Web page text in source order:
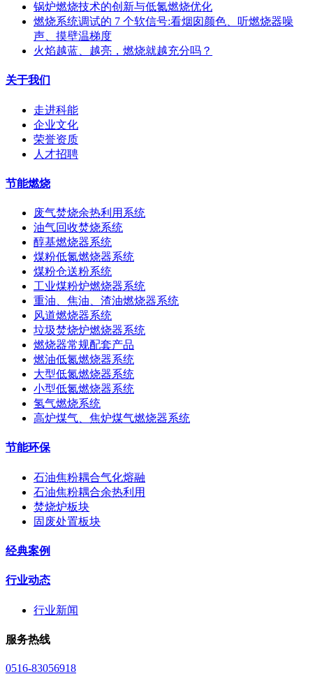
锅炉燃烧技术的创新与低氮燃烧优化
燃烧系统调试的 7 个软信号:看烟囱颜色、听燃烧器噪
声、摸壁温梯度
火焰越蓝、越亮，燃烧就越充分吗？
关于我们
走进科能
企业文化
荣誉资质
人才招聘
节能燃烧
废气焚烧余热利用系统
油气回收焚烧系统
醇基燃烧器系统
煤粉低氮燃烧器系统
煤粉仓送粉系统
工业煤粉炉燃烧器系统
重油、焦油、渣油燃烧器系统
风道燃烧器系统
垃圾焚烧炉燃烧器系统
燃烧器常规配套产品
燃油低氮燃烧器系统
大型低氮燃烧器系统
小型低氮燃烧器系统
氢气燃烧系统
高炉煤气、焦炉煤气燃烧器系统
节能环保
石油焦粉耦合气化熔融
石油焦粉耦合余热利用
焚烧炉板块
固废处置板块
经典案例
行业动态
行业新闻
服务热线
0516-83056918